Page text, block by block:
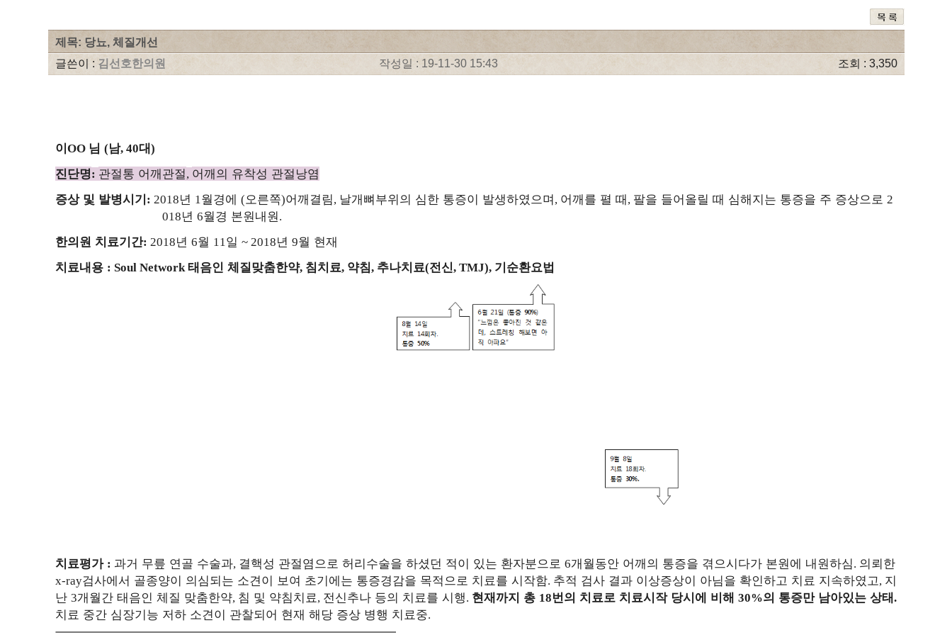
제목: 당뇨, 체질개선
글쓴이 : 김선호한의원 작성일 : 19-11-30 15:43 조회 : 3,350
이 OO 님 (남, 40대)
진단명: 관절통 어깨관절 , 어깨의 유착성 관절낭염
증상 및 발병시기 : 2018년 1월경에 (오른쪽)어깨결림, 날개뼈부위의 심한 통증이 발생하였으며 , 어깨를 펼 때 , 팔을 들어올릴 때 심해지는 통증을 주 증상으로 2
018년 6월경 본원내원.
한의원 치료기간: 2018년 6월 11일 ~ 2018년 9월 현재
치료내용 : Soul Network태음인 체질맞춤한약, 침치료, 약침, 추나치료(전신, TMJ), 기순환요법
치료평가 : 과거 무릎 연골 수술과, 결핵성 관절염으로 허리수술을 하셨던 적이 있는 환자분으로 6개월동안 어깨의 통증을 겪으시다가 본원에 내원하심. 의뢰한
x-ray검사에서 골종양이 의심되는 소견이 보여 초기에는 통증경감을 목적으로 치료를 시작함. 추적 검사 결과 이상증상이 아님을 확인하고 치료 지속하였고, 지
난 3개월간 태음인 체질 맞춤한약, 침 및 약침치료, 전신추나 등의 치료를 시행. 현재까지 총 18번의 치료로 치료시작 당시에 비해 30%의 통증만 남아있는 상태.
치료 중간 심장기능 저하 소견이 관찰되어 현재 해당 증상 병행 치료중.